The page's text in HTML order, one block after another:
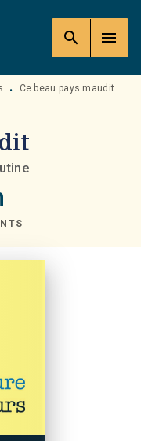
search menu
• Ce beau pays maudit